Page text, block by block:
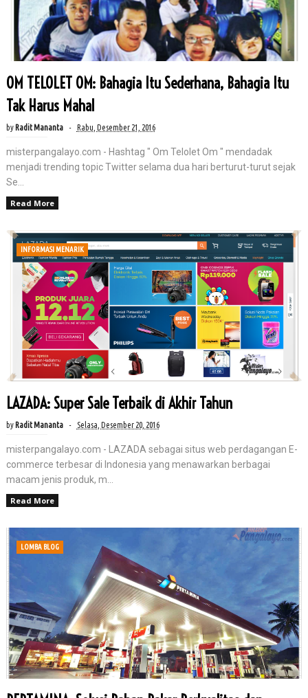
OM TELOLET OM: Bahagia Itu Sederhana, Bahagia Itu
Tak Harus Mahal
by Radit Mananta Rabu, Desember 21, 2016
misterpangalayo.com - Hashtag " Om Telolet Om " mendadak
menjadi trending topic Twitter selama dua hari berturut-turut sejak
Se...
Read More
INFORMASI MENARIK
LAZADA: Super Sale Terbaik di Akhir Tahun
by Radit Mananta Selasa, Desember 20, 2016
misterpangalayo.com - LAZADA sebagai situs web perdagangan E-
commerce terbesar di Indonesia yang menawarkan berbagai
macam jenis produk, m...
Read More
LOMBA BLOG